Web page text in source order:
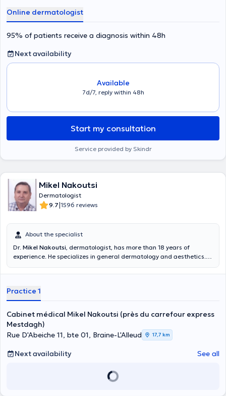
Online dermatologist
95% of patients receive a diagnosis within 48h
Next availability
Available
7d/7, reply within 48h
Start my consultation
Service provided by Skindr
Mikel Nakoutsi
Dermatologist
9.7|1596 reviews
About the specialist
Dr. Mikel Nakoutsi, dermatologist, has more than 18 years of
experience. He specializes in general dermatology and aesthetics.
l'Alleud on Tuesday, Thursday, Friday and Saturday. Content
Practice 1
Cabinet médical Mikel Nakoutsi (près du carrefour express
Mestdagh)
Rue D'Abeiche 11, bte 01, Braine-L'Alleud
17,7 km
Next availability See all